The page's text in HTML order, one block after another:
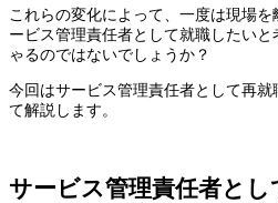
これらの変化によって、一度は現場
ービス管理責任者として就職したい
ゃるのではないでしょうか？
今回はサービス管理責任者として再
て解説します。
サービス管理責任者と